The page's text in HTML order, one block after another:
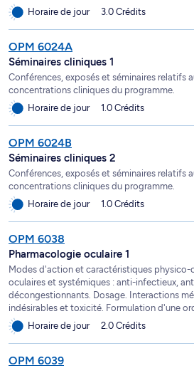
Horaire de jour
3.0 Crédits
OPM 6024A
Séminaires cliniques 1
Conférences, exposés et séminaires relatifs
concentrations cliniques du programme.
Horaire de jour
1.0 Crédits
OPM 6024B
Séminaires cliniques 2
Conférences, exposés et séminaires relatifs
concentrations cliniques du programme.
Horaire de jour
1.0 Crédits
OPM 6038
Pharmacologie oculaire 1
Modes d'action et caractéristiques physico-
oculaires et systémiques : anti-infectieux,
décongestionnants. Dosage. Interactions
indésirables et toxicité. Formulation d'une
Horaire de jour
2.0 Crédits
OPM 6039